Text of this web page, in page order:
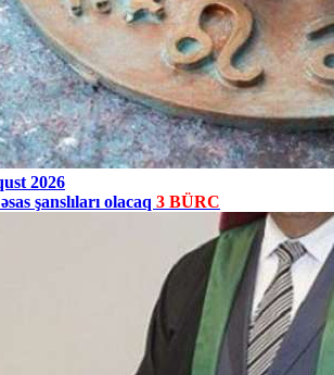
2026
şanslıları olacaq 3 BÜRC